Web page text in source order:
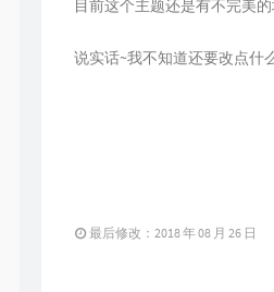
目前这个主题还是有不完美
说实话~我不知道还要改点什
最后修改：2018 年 08 月 26 日